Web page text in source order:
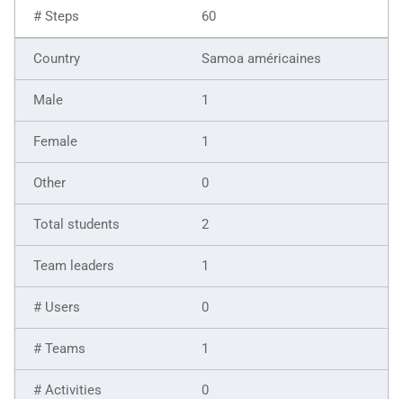
60
Samoa américaines
1
1
0
2
1
0
1
0